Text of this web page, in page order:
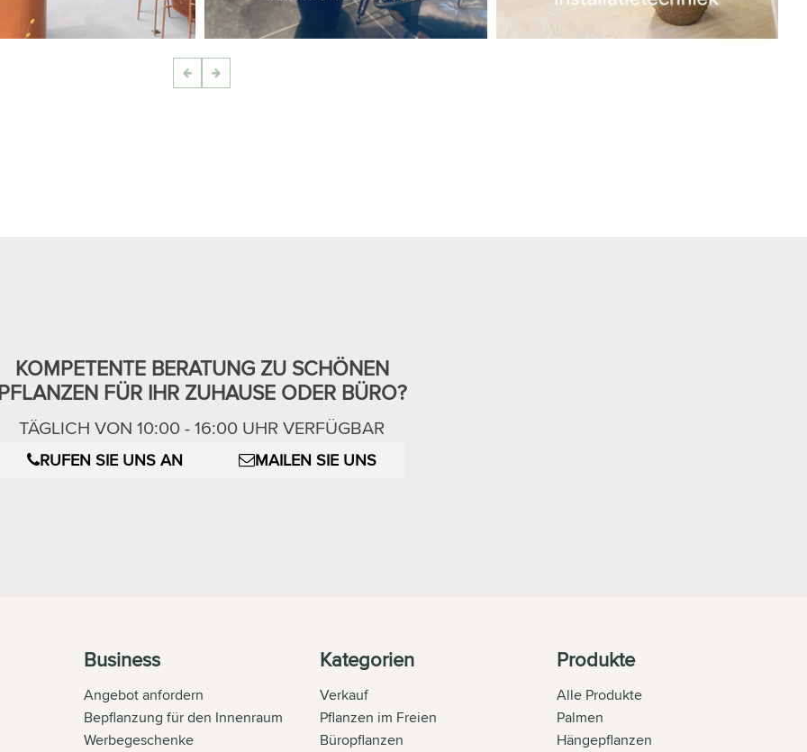
KOMPETENTE BERATUNG ZU SCHÖNEN
FÜR IHR ZUHAUSE ODER BÜRO?
TÄGLICH VON 10:00 - 16:00 UHR VERFÜGBAR
RUFEN SIE UNS AN MAILEN SIE UNS
Business
Angebot anfordern
Bepflanzung für den Innenraum
Werbegeschenke
Kategorien
Verkauf
Pflanzen im Freien
Büropflanzen
Produkte
Alle Produkte
Palmen
Hängepflanzen